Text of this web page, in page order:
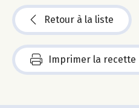
Retour à la liste
Imprimer la recette